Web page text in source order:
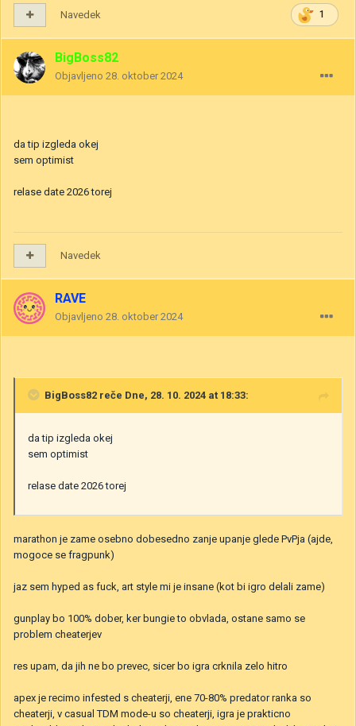
1
Navedek
BigBoss82
Objavljeno 28. oktober 2024
da tip izgleda okej
sem optimist
relase date 2026 torej
Navedek
RAVE
Objavljeno 28. oktober 2024
BigBoss82 reče Dne, 28. 10. 2024 at 18:33:
da tip izgleda okej
sem optimist
relase date 2026 torej
marathon je zame osebno dobesedno zanje upanje glede PvPja (ajde,
mogoce se fragpunk)
jaz sem hyped as fuck, art style mi je insane (kot bi igro delali zame)
gunplay bo 100% dober, ker bungie to obvlada, ostane samo se
problem cheaterjev
res upam, da jih ne bo prevec, sicer bo igra crknila zelo hitro
apex je recimo infested s cheaterji, ene 70-80% predator ranka so
cheaterji, v casual TDM mode-u so cheaterji, igra je prakticno